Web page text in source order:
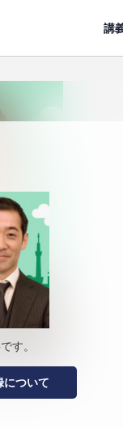
講
す。
について